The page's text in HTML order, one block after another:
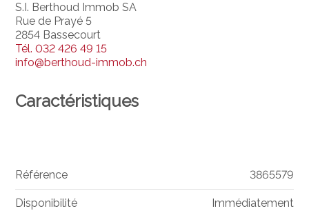
S.I. Berthoud Immob SA
Rue de Prayé 5
2854 Bassecourt
Tél.032 426 49 15
info@berthoud-immob.ch
Caractéristiques
Référence 3865579
Disponibilité Immédiatement